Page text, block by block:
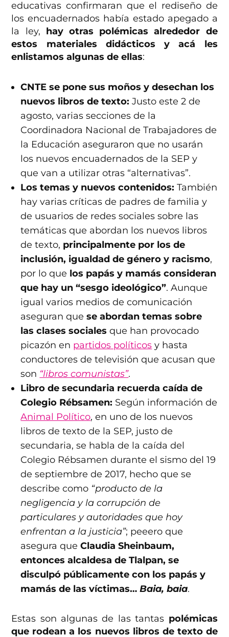
educativas confirmaran que el rediseño de
los encuadernados había estado apegado a
la ley, hay otras polémicas alrededor de
estos materiales didácticos y acá les
enlistamos algunas de ellas:
CNTE se pone sus moños y desechan los
nuevos libros de texto: Justo este 2 de
agosto, varias secciones de la
Coordinadora Nacional de Trabajadores de
la Educación aseguraron que no usarán
los nuevos encuadernados de la SEP y
que van a utilizar otras “alternativas”.
Los temas y nuevos contenidos: También
hay varias críticas de padres de familia y
de usuarios de redes sociales sobre las
temáticas que abordan los nuevos libros
de texto, principalmente por los de
inclusión, igualdad de género y racismo,
por lo que los papás y mamás consideran
que hay un “sesgo ideológico”. Aunque
igual varios medios de comunicación
aseguran quese abordan temas sobre
las clases sociales que han provocado
picazón en partidos políticos y hasta
conductores de televisión que acusan que
son “libros comunistas”.
Libro de secundaria recuerda caída de
Colegio Rébsamen: Según información de
Animal Político, en uno de los nuevos
libros de texto de la SEP, justo de
secundaria, se habla de la caída del
Colegio Rébsamen durante el sismo del 19
de septiembre de 2017, hecho que se
describe como “producto de la
negligencia y la corrupción de
particulares y autoridades que hoy
enfrentan a la justicia”; peeero que
asegura queClaudia Sheinbaum,
entonces alcaldesa de Tlalpan, se
disculpó públicamente con los papás y
mamás de las víctimas…Baia, baia.
Estas son algunas de las tantas polémicas
que rodean a los nuevos libros de texto de